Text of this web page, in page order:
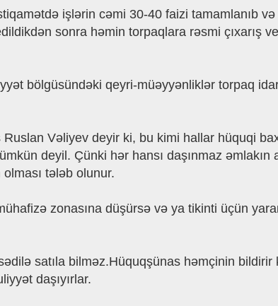
işlərin cəmi 30-40 faizi tamamlanıb
sonra həmin torpaqlara rəsmi çıxarış
bölgüsündəki qeyri-müəyyənliklər torpaq
Vəliyev deyir ki, bu kimi hallar hüquqi
deyil. Çünki hər hansı daşınmaz əmlakın
olması tələb olunur.
zonasına düşürsə və ya tikinti üçün
satıla bilməz.Hüquqşünas həmçinin
daşıyırlar.